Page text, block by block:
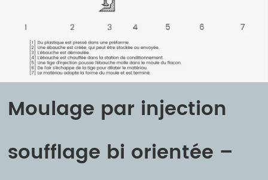
Moulage par injection
soufflage bi orientée –